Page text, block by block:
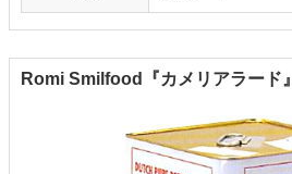
Romi Smilfood『カメリアラード』